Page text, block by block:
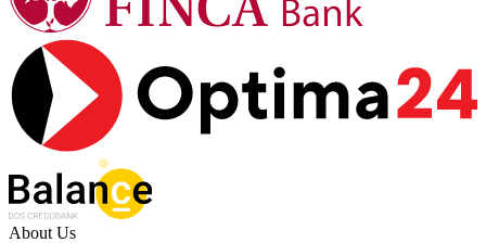
About Us